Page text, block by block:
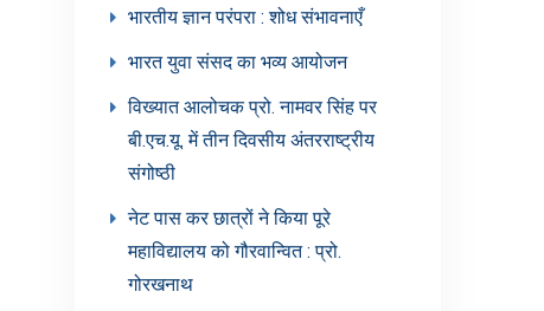
भारतीय ज्ञान परंपरा : शोध संभावनाएँ
भारत युवा संसद का भव्य आयोजन
विख्यात आलोचक प्रो. नामवर सिंह पर
बी.एच.यू. में तीन दिवसीय अंतरराष्ट्रीय
संगोष्ठी
नेट पास कर छात्रों ने किया पूरे
महाविद्यालय को गौरवान्वित : प्रो.
गोरखनाथ